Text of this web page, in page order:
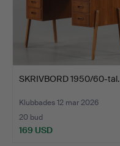
SKRIVBORD 1950/60-tal.
Klubbades 12 mar 2026
20 bud
169 USD